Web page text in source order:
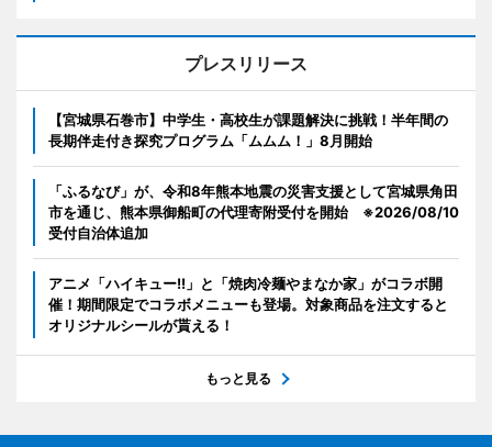
プレスリリース
【宮城県石巻市】中学生・高校生が課題解決に挑戦！半年間の
長期伴走付き探究プログラム「ムムム！」8月開始
「ふるなび」が、令和8年熊本地震の災害支援として宮城県角田
市を通じ、熊本県御船町の代理寄附受付を開始 ※2026/08/10
受付自治体追加
アニメ「ハイキュー!!」と「焼肉冷麺やまなか家」がコラボ開
催！期間限定でコラボメニューも登場。対象商品を注文すると
オリジナルシールが貰える！
もっと見る